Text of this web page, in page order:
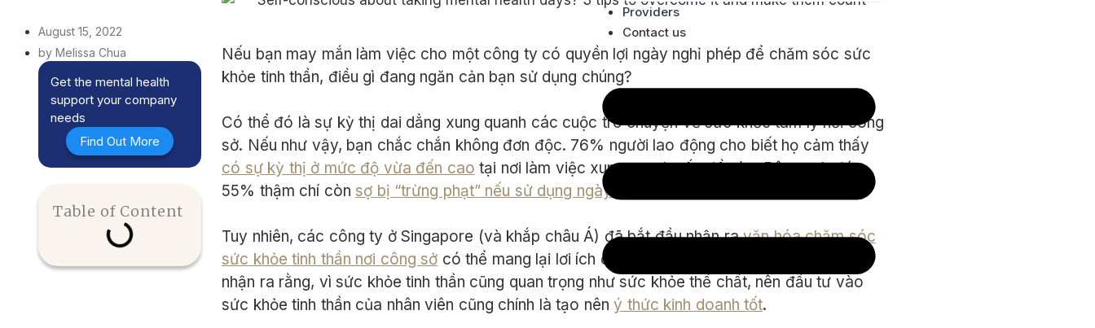
Providers
Contact us
August 15, 2022
by Melissa Chua
Get the mental health
support your company
needs
Find Out More
Table of Content
Nếu bạn may mắn làm việc cho một công ty có quyền lợi ngày nghỉ phép để chăm sóc sức
khỏe tinh thần, điều gì đang ngăn cản bạn sử dụng chúng?
Có thể đó là sự kỳ thị dai dẳng xung quanh các cuộc trò chuyện về sức khỏe tâm lý nơi công
sở. Nếu như vậy, bạn chắc chắn không đơn độc. 76% người lao động cho biết họ cảm thấy
có sự kỳ thị ở mức độ vừa đến cao tại nơi làm việc xung quanh vấn đề này. Bên cạnh đó
55% thậm chí còn sợ bị “trừng phạt” nếu sử dụng ngày nghỉ
Tuy nhiên, các công ty ở Singapore (và khắp châu Á) đã bắt đầu nhận ravăn hóa chăm sóc
sức khỏe tinh thần nơi công sở có thể mang lại lơi ích cho công ty và đội ngũ nhân viên. Họ
nhận ra rằng, vì sức khỏe tinh thần cũng quan trọng như sức khỏe thể chất, nên đầu tư vào
sức khỏe tinh thần của nhân viên cũng chính là tạo nên ý thức kinh doanh tốt.